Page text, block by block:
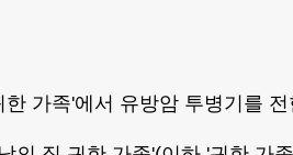
가족'에서 유방암 투병기를 전